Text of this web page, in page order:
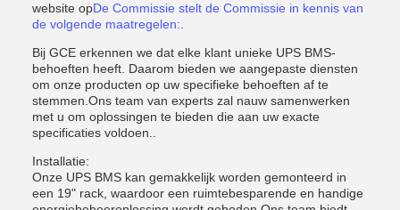
website opDe Commissie stelt de Commissie in kennis van
de volgende maatregelen:
Bij GCE erkennen we dat elke klant unieke UPS BMS-
behoeften heeft. Daarom bieden we aangepaste diensten
om onze producten op uw specifieke behoeften af te
stemmen.Ons team van experts zal nauw samenwerken
met u om oplossingen te bieden die aan uw exacte
specificaties voldoen..
Installatie:
Onze UPS BMS kan gemakkelijk worden gemonteerd in
een 19" rack, waardoor een ruimtebesparende en handige